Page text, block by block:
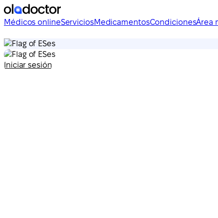
Médicos onlineServiciosMedicamentosCondicionesÁrea
es
es
Iniciar sesión